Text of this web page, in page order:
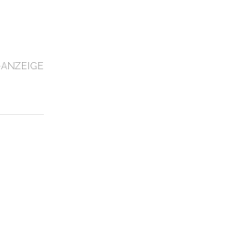
ANZEIGE